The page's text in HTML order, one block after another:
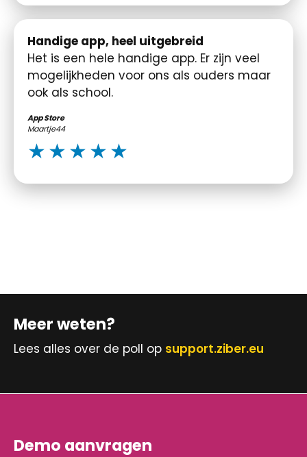
Handige app, heel uitgebreid
Het is een hele handige app. Er zijn veel
mogelijkheden voor ons als ouders maar
ook als school.
App Store
Maartje44
Meer weten?
Lees alles over de poll op support.ziber.eu
Demo aanvragen